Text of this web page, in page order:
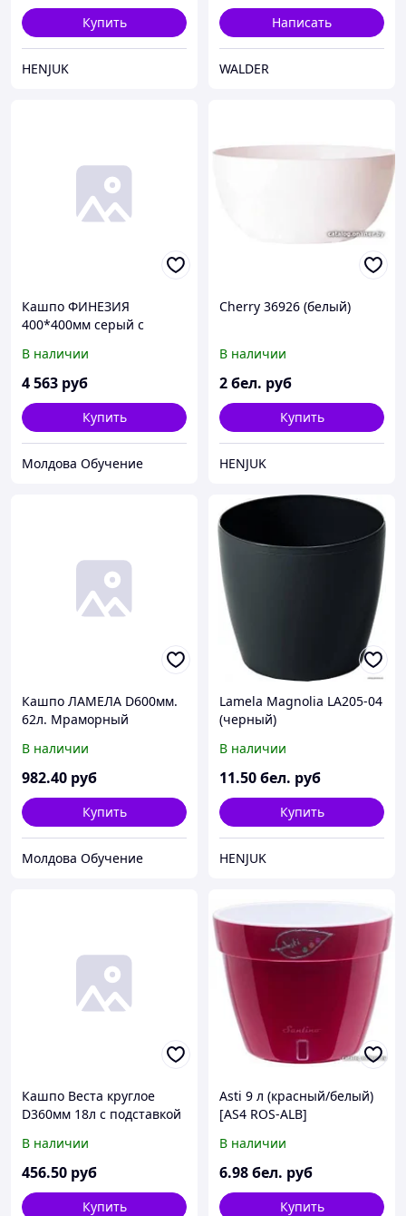
Купить
HENJUK
Написать
WALDER
Кашпо ФИНЕЗИЯ
400*400мм серый с
В наличии
4 563 руб
Купить
Молдова Обучение
Cherry 36926 (белый)
В наличии
2бел. руб
Купить
HENJUK
Кашпо ЛАМЕЛА D600мм.
62л. Мраморный
В наличии
982.40 руб
Купить
Молдова Обучение
Lamela Magnolia LA205-04
(черный)
В наличии
11.50бел. руб
Купить
HENJUK
Кашпо Веста круглое
D360мм 18л с подставкой
уп.
В наличии
456.50 руб
Купить
Asti 9 л (красный/белый)
[AS4 ROS-ALB]
В наличии
6.98бел. руб
Купить